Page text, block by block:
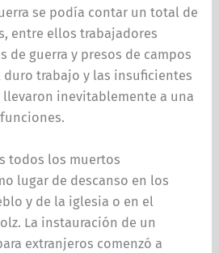
se podía contar un total de
entre ellos trabajadores
de guerra y presos de campos
duro trabajo y las insuficientes
inevitablemente a una
todos los muertos
lugar de descanso en los
y de la iglesia o en el
La instauración de un
extranjeros comenzó a